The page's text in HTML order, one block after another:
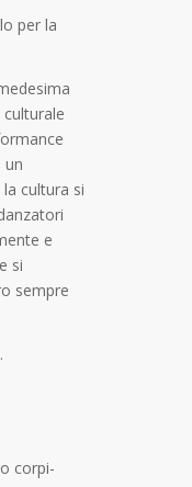
per la
un
cultura si
e
si
sempre
corpi-